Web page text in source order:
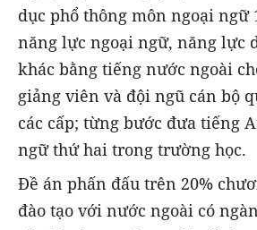
dục phổ thông môn ngoại ngữ
năng lực ngoại ngữ, năng lực
khác bằng tiếng nước ngoài
giảng viên và đội ngũ cán bộ
các cấp; từng bước đưa tiếng
ngữ thứ hai trong trường học.
Đề án phấn đấu trên 20%
đào tạo với nước ngoài có